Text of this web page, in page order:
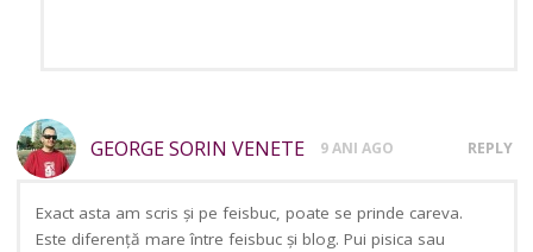
GEORGE SORIN VENETE 9 ANI AGO REPLY
Exact asta am scris și pe feisbuc, poate se prinde careva.
Este diferenţă mare între feisbuc și blog. Pui pisica sau